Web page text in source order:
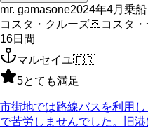
mr. gamasone2024年4月乗
コスタ・クルーズ🚢 コスタ
16日間
マルセイユ🇫🇷
5とても満足
市街地では路線バスを利用
で苦労しませんでした。旧